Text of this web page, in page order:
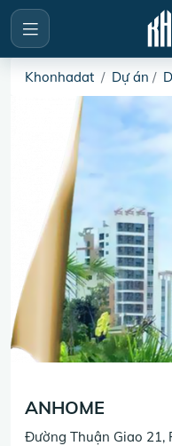
Khonhadat Dự án
ANHOME
Đường Thuận Giao 21,